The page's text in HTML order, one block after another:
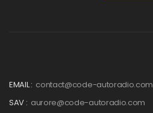
EMAIL : contact@code-autoradio.com
SAV : aurore@code-autoradio.com